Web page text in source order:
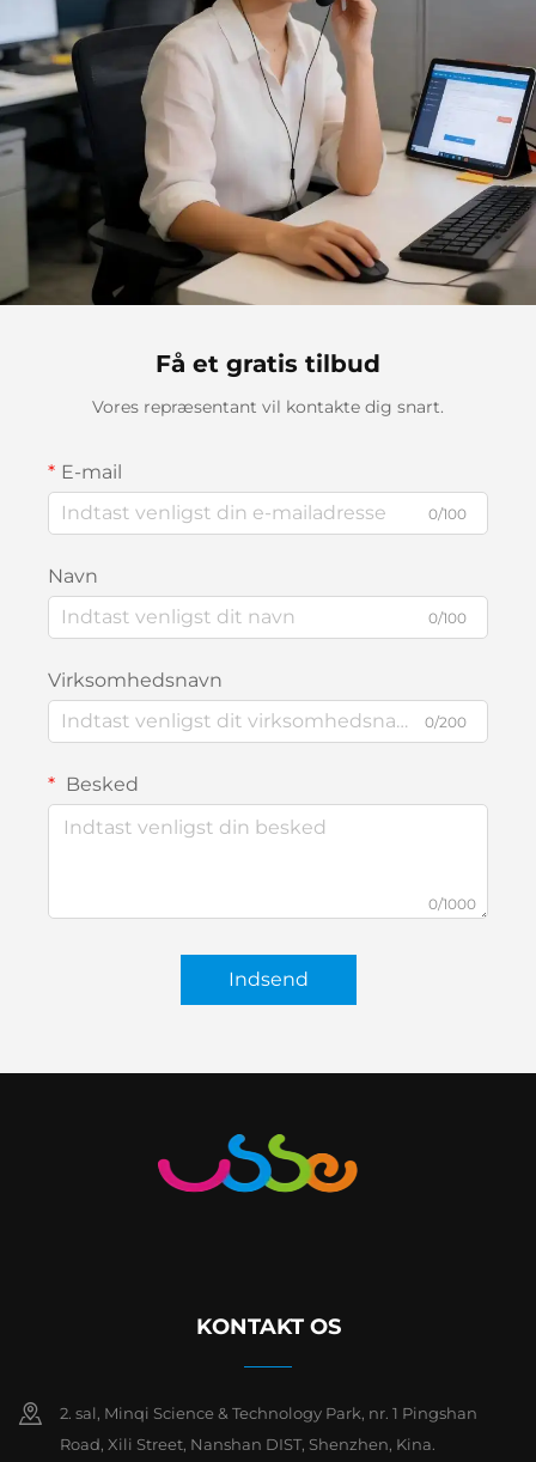
Få et gratis tilbud
Vores repræsentant vil kontakte dig snart.
E-mail
0/100
Navn
0/100
Virksomhedsnavn
0/200
Besked
0/1000
Indsend
KONTAKT OS
2. sal, Minqi Science & Technology Park, nr. 1 Pingshan
Road, Xili Street, Nanshan DIST, Shenzhen, Kina.